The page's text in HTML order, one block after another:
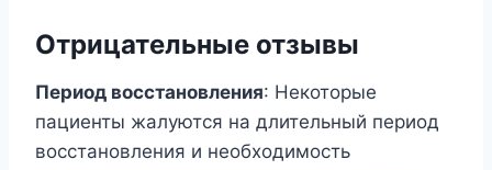
Отрицательные отзывы
Период восстановления: Некоторые
пациенты жалуются на длительный период
восстановления и необходимость